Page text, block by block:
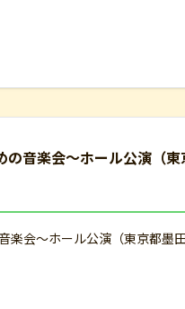
音楽会～ホール公演（東
楽会～ホール公演（東京都墨